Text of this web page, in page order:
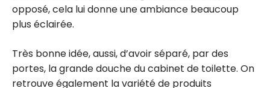
opposé, cela lui donne une ambiance beaucoup
plus éclairée.
Très bonne idée, aussi, d’avoir séparé, par des
portes, la grande douche du cabinet de toilette. On
retrouve également la variété de produits